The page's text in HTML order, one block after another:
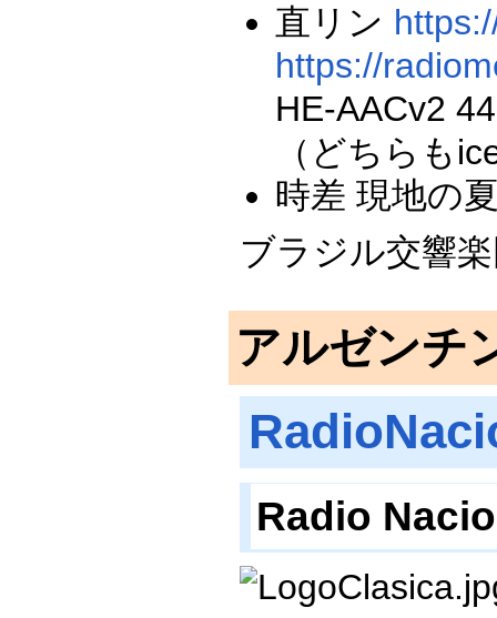
直リン
https://
HE-AACv2
（どちらも
時差 現地の
ブラジル交響
アルゼンチ
Radio